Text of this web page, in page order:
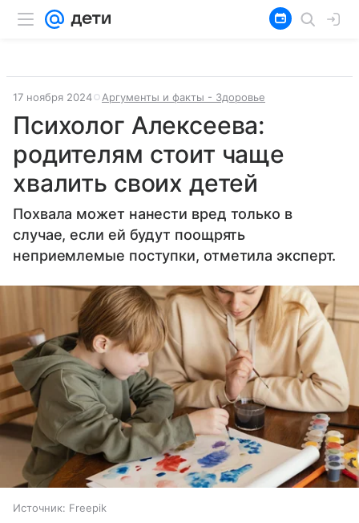
17 ноября 2024 Аргументы и факты - Здоровье
Психолог Алексеева:
родителям стоит чаще
хвалить своих детей
Похвала может нанести вред только в
случае, если ей будут поощрять
неприемлемые поступки, отметила эксперт.
Источник: Freepik